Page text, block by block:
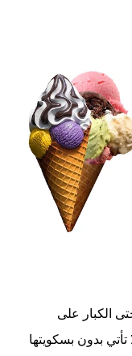
الكبار على
بدون بسكويتها